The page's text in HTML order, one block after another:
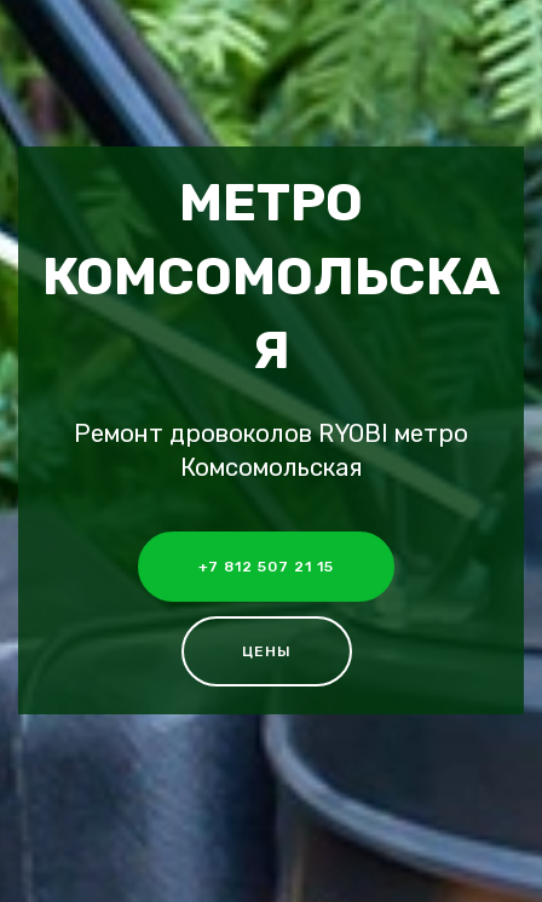
МЕТРО
КОМСОМОЛЬСКА
Я
Ремонт дровоколов RYOBI метро
Комсомольская
+7 812 507 21 15
ЦЕНЫ